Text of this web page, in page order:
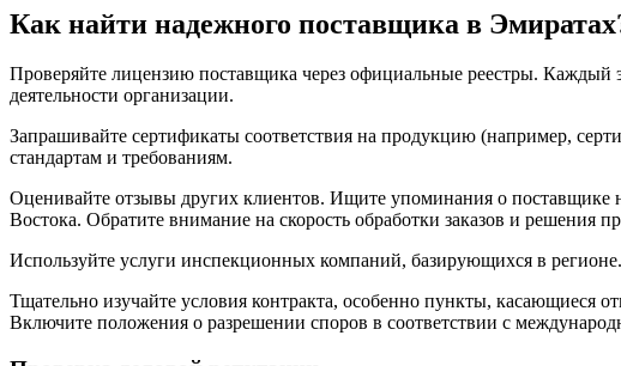
Как найти надежного поставщика в
Проверяйте лицензию поставщика через официальные реестры. Каждый
деятельности организации.
Запрашивайте сертификаты соответствия на продукцию (например,
стандартам и требованиям.
Оценивайте отзывы других клиентов. Ищите упоминания о
Востока. Обратите внимание на скорость обработки заказов и решения
Используйте услуги инспекционных компаний, базирующихся в
Тщательно изучайте условия контракта, особенно пункты, касающиеся
Включите положения о разрешении споров в соответствии с